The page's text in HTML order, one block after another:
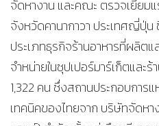
จัดหางาน และคณะ ตรวจเยี่ยม
จังหวัดคานากาวา ประเทศญี่ปุ่น
ประเภทธุรกิจร้านอาหารที่ผลิตแ
จำหน่ายในซุปเปอร์มาร์เก็ตแล
1,322 คน ซึ่งสถานประกอบการ
เทคนิคของไทยจาก บริษัทจัดหา